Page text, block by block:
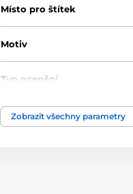
Místo pro štítek
Motiv
Typ ocenění
Materiál
Zobrazit všechny parametry